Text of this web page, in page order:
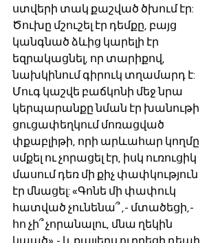
ստվերի տակ քաշված ծխում էր:
Ծուխը մշուշել էր դեմքը, բայց
կանգնած ձևից կարելի էր
եզրակացնել, որ տարիքով,
նախկինում գիրուկ տղամարդ է:
Մուգ կաշվե բաճկոնի մեջ նրա
կերպարանքը նման էր խանութի
ցուցափեղկում մոռացված
փքաբլիթի, որի արևահար կողմը
սմքել ու չորացել էր, իսկ ուռուցիկ
մասում դեռ մի քիչ փափկություն
էր մնացել: «Գոնե մի փափուկ
հատված չունենա՞ ,- մտածեցի,-
հո չի՞ չորանալու, մնա ղեկին